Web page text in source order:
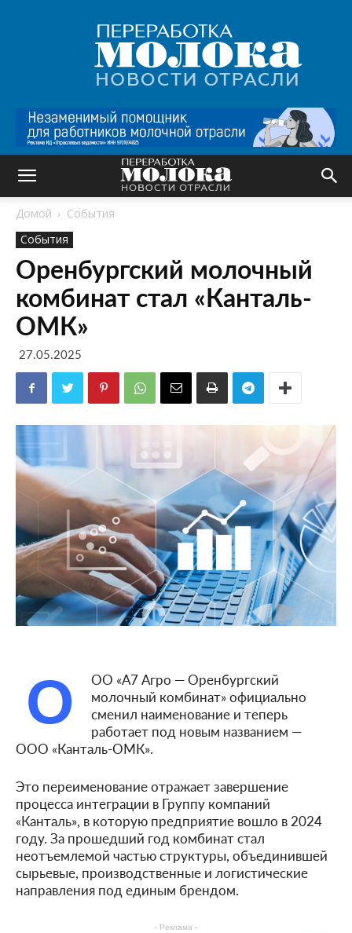
Переработка
молока
|
Новости
Домой
События
События
Оренбургский молочный
комбинат стал «Канталь-
ОМК»
27.05.2025
О
ОО «А7 Агро — Оренбургский
молочный комбинат» официально
сменил наименование и теперь
работает под новым названием —
ООО «Канталь-ОМК».
Это переименование отражает завершение
процесса интеграции в Группу компаний
«Канталь», в которую предприятие вошло в 2024
году. За прошедший год комбинат стал
неотъемлемой частью структуры, объединившей
сырьевые, производственные и логистические
направления под единым брендом.
- Реклама -